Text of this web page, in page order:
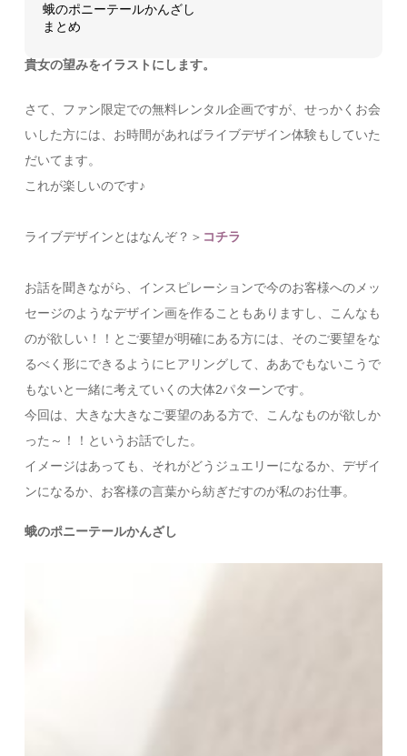
蛾のポニーテールかんざし
まとめ
貴女の望みをイラストにします。
さて、ファン限定での無料レンタル企画ですが、せっかくお会
いした方には、お時間があればライブデザイン体験もしていた
だいてます。
これが楽しいのです♪
ライブデザインとはなんぞ？＞ コチラ
お話を聞きながら、インスピレーションで今のお客様へのメッ
セージのようなデザイン画を作ることもありますし、こんなも
のが欲しい！！とご要望が明確にある方には、そのご要望をな
るべく形にできるようにヒアリングして、ああでもないこうで
もないと一緒に考えていくの大体2パターンです。
今回は、大きな大きなご要望のある方で、こんなものが欲しか
った～！！というお話でした。
イメージはあっても、それがどうジュエリーになるか、デザイ
ンになるか、お客様の言葉から紡ぎだすのが私のお仕事。
蛾のポニーテールかんざし